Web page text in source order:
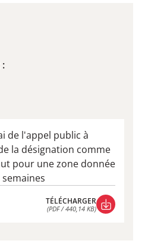
de l'appel public à
la désignation comme
pour une zone donnée
TÉLÉCHARGER
(PDF / 440,14 KB)